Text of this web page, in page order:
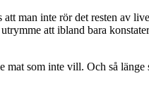
man inte rör det resten av
att ibland bara
mat som inte vill. Och så